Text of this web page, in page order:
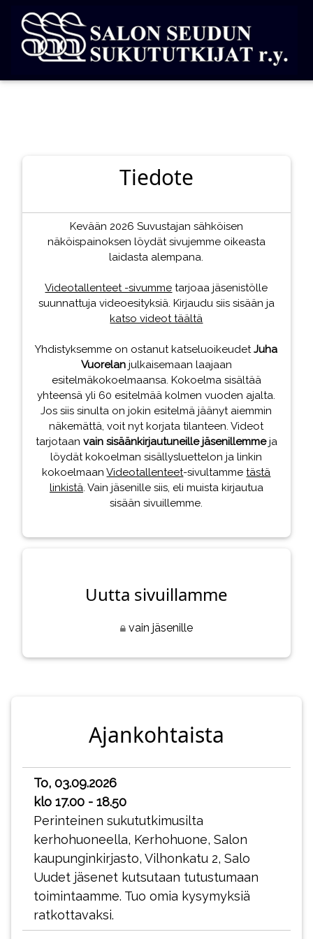
Tiedote
Kevään 2026 Suvustajan sähköisen
näköispainoksen löydät sivujemme oikeasta
laidasta alempana.
Videotallenteet -sivumme tarjoaa jäsenistölle
suunnattuja videoesityksiä. Kirjaudu siis sisään ja
katso videot täältä
Yhdistyksemme on ostanut katseluoikeudetJuha
Vuorelanjulkaisemaan laajaan
esitelmäkokoelmaansa. Kokoelma sisältää
yhteensä yli 60 esitelmää kolmen vuoden ajalta.
Jos siis sinulta on jokin esitelmä jäänyt aiemmin
näkemättä, voit nyt korjata tilanteen. Videot
tarjotaan vain sisäänkirjautuneille jäsenillemmeja
löydät kokoelman sisällysluettelon ja linkin
kokoelmaanVideotallenteet-sivultammetästä
linkistä. Vain jäsenille siis, eli muista kirjautua
sisään sivuillemme.
Uutta sivuillamme
vain jäsenille
Ajankohtaista
To, 03.09.2026
klo 17.00 - 18.50
Perinteinen sukututkimusilta
kerhohuoneella, Kerhohuone, Salon
kaupunginkirjasto, Vilhonkatu 2, Salo
Uudet jäsenet kutsutaan tutustumaan
toimintaamme. Tuo omia kysymyksiä
ratkottavaksi.